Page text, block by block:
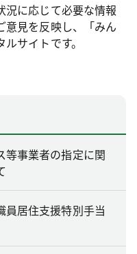
況に応じて必要な情報
意見を反映し、「みん
サイトです。
等事業者の指定に関
員居住支援特別手当